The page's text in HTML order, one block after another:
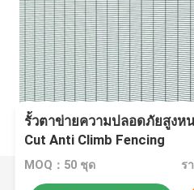
รั้วตาข่ายความปลอดภัยสูงห
Cut Anti Climb Fencing
MOQ：50 ชุด ร